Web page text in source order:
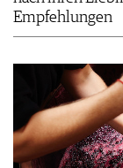
Empfehlungen